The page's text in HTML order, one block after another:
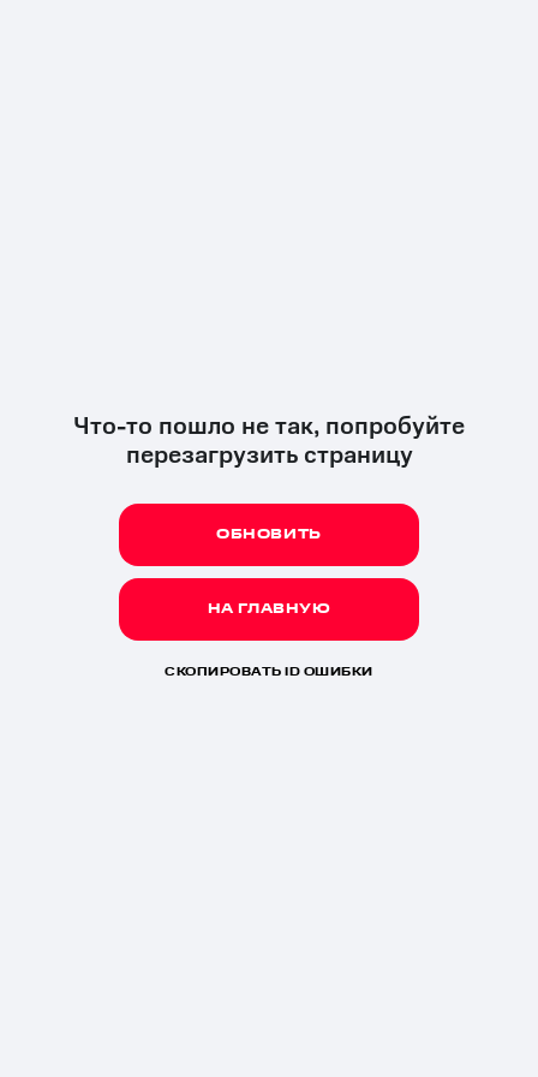
Что-то пошло не так, попробуйте
перезагрузить страницу
ОБНОВИТЬ
НА ГЛАВНУЮ
СКОПИРОВАТЬ ID ОШИБКИ